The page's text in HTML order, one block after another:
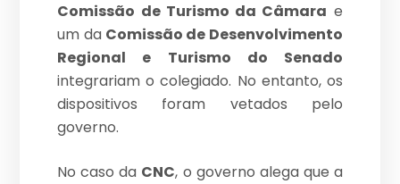
Comissão de Turismo da Câmara e
um da Comissão de Desenvolvimento
Regional e Turismo do Senado
integrariam o colegiado. No entanto, os
dispositivos foram vetados pelo
governo.
No caso da CNC, o governo alega que a